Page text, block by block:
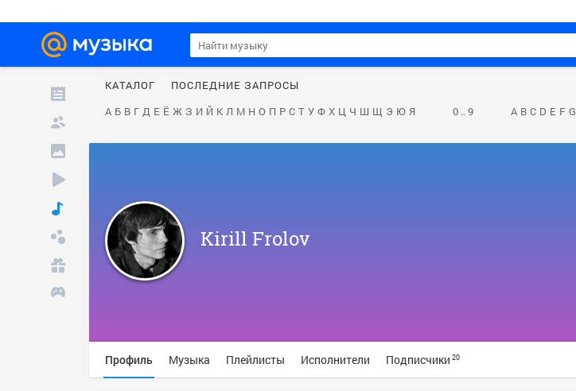
КАТАЛОГ
ПОСЛЕДНИЕ ЗАПРОСЫ
А Б В Г Д Е Ё Ж З И Й К Л М Н О П Р С Т У Ф Х Ц Ч Ш Щ Э Ю Я 0 .. 9 A B C D E F G
Kirill Frolov
Профиль Музыка Плейлисты Исполнители Подписчики 20